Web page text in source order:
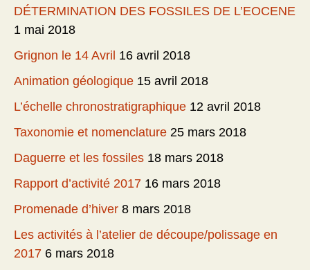
DÉTERMINATION DES FOSSILES DE L’EOCENE
1 mai 2018
Grignon le 14 Avril 16 avril 2018
Animation géologique 15 avril 2018
L’échelle chronostratigraphique 12 avril 2018
Taxonomie et nomenclature 25 mars 2018
Daguerre et les fossiles 18 mars 2018
Rapport d’activité 2017 16 mars 2018
Promenade d’hiver 8 mars 2018
Les activités à l’atelier de découpe/polissage en
2017 6 mars 2018